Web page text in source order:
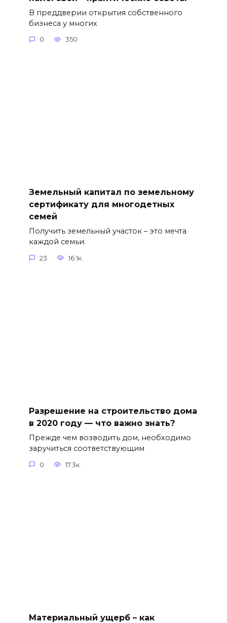
В преддверии открытия собственного
бизнеса у многих
0 350
Земельный капитал по земельному
сертификату для многодетных
семей
Получить земельный участок – это мечта
каждой семьи.
23 16.1к.
Разрешение на строительство дома
в 2020 году — что важно знать?
Прежде чем возводить дом, необходимо
заручиться соответствующим
0 17.3к.
Материальный ущерб – как